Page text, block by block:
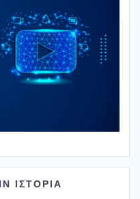
ΙΣΤΟΡΙΑ